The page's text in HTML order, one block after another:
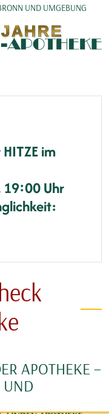
UND UMGEBUNG
im
19:00 Uhr
APOTHEKE –
UND